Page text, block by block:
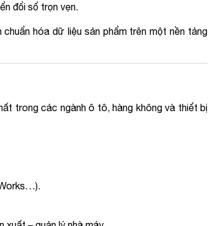
đổi số trọn vẹn.
hóa dữ liệu sản phẩm trên một nền tảng
trong các ngành ô tô, hàng không và thiết bị